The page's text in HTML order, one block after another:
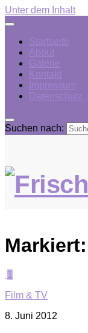
Unter dem Inhalt
Startseite
About
Galerie
Kontakt
Impressum
Datenschutz
Suchen nach:
Markiert:
1
Film & TV
8. Juni 2012